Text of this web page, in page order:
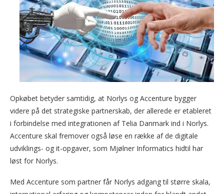
Opkøbet betyder samtidig, at Norlys og Accenture bygger
videre på det strategiske partnerskab, der allerede er etableret
i forbindelse med integrationen af Telia Danmark ind i Norlys.
Accenture skal fremover også løse en række af de digitale
udviklings- og it-opgaver, som Mjølner Informatics hidtil har
løst for Norlys.
Med Accenture som partner får Norlys adgang til større skala,